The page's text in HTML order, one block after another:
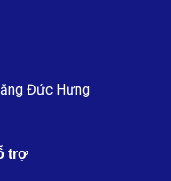
Đức Hưng
trợ